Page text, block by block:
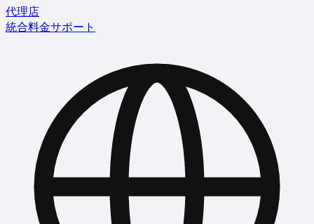
代理店
統合料金サポート